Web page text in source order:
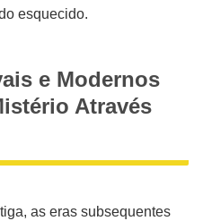
esquecido.
e Modernos
Através
as eras subsequentes